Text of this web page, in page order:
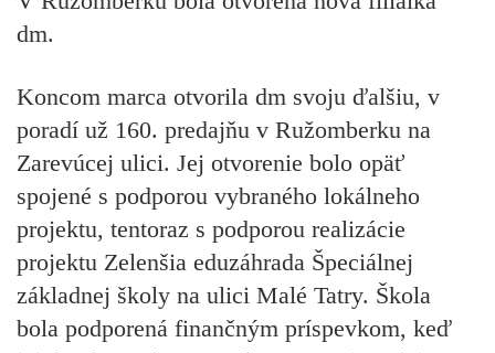
dm.
Koncom marca otvorila dm svoju ďalšiu, v
poradí už 160. predajňu v Ružomberku na
Zarevúcej ulici. Jej otvorenie bolo opäť
spojené s podporou vybraného lokálneho
projektu, tentoraz s podporou realizácie
projektu Zelenšia eduzáhrada Špeciálnej
základnej školy na ulici Malé Tatry. Škola
bola podporená finančným príspevkom, keď